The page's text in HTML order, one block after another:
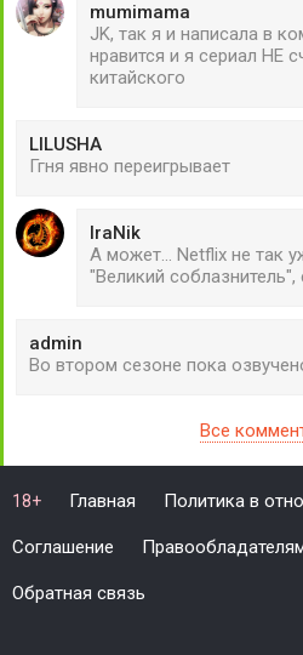
mumimama
JK, так я и написала в
нравится и я сериал НЕ
китайского
LILUSHA
Ггня явно переигрывает
IraNik
А может... Netflix не так
"Великий
admin
Во втором сезоне пока
Все
18+ Главная Политика в
Соглашение
Обратная связь